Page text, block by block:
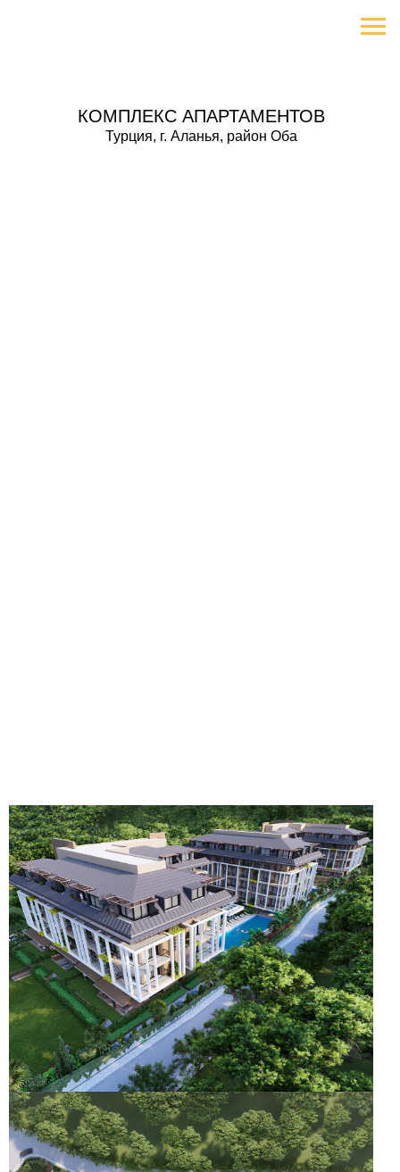
КОМПЛЕКС АПАРТАМЕНТОВ
Турция, г. Аланья, район Оба